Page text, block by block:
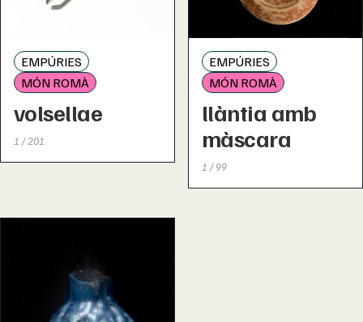
EMPÚRIES
MÓN ROMÀ
volsellae
1 / 201
EMPÚRIES
MÓN ROMÀ
llàntia amb
màscara
1 / 99